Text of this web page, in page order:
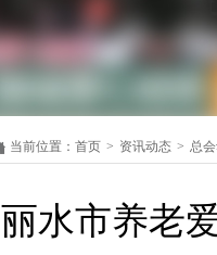
当前位置 ： 首页 > 资讯动态 > 总
丽水市养老